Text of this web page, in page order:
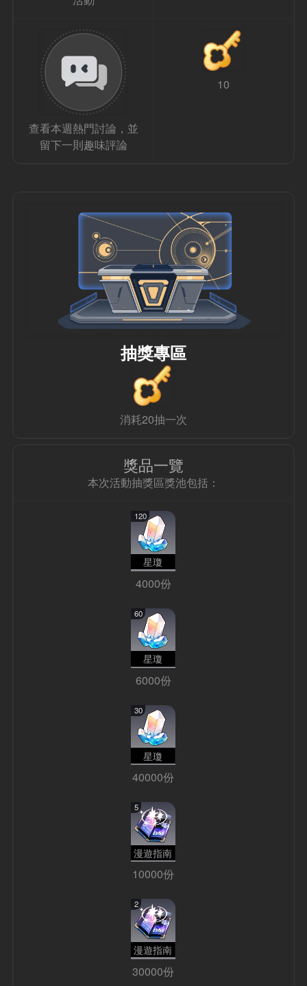
查看本週熱門討論，並
留下一則趣味評論
10
抽獎專區
消耗20抽一次
獎品一覽
本次活動抽獎區獎池包括：
120
星瓊
4000份
60
星瓊
6000份
30
星瓊
40000份
5
漫遊指南
10000份
2
漫遊指南
30000份